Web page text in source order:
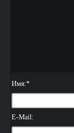
Имя:*
E-Mail: